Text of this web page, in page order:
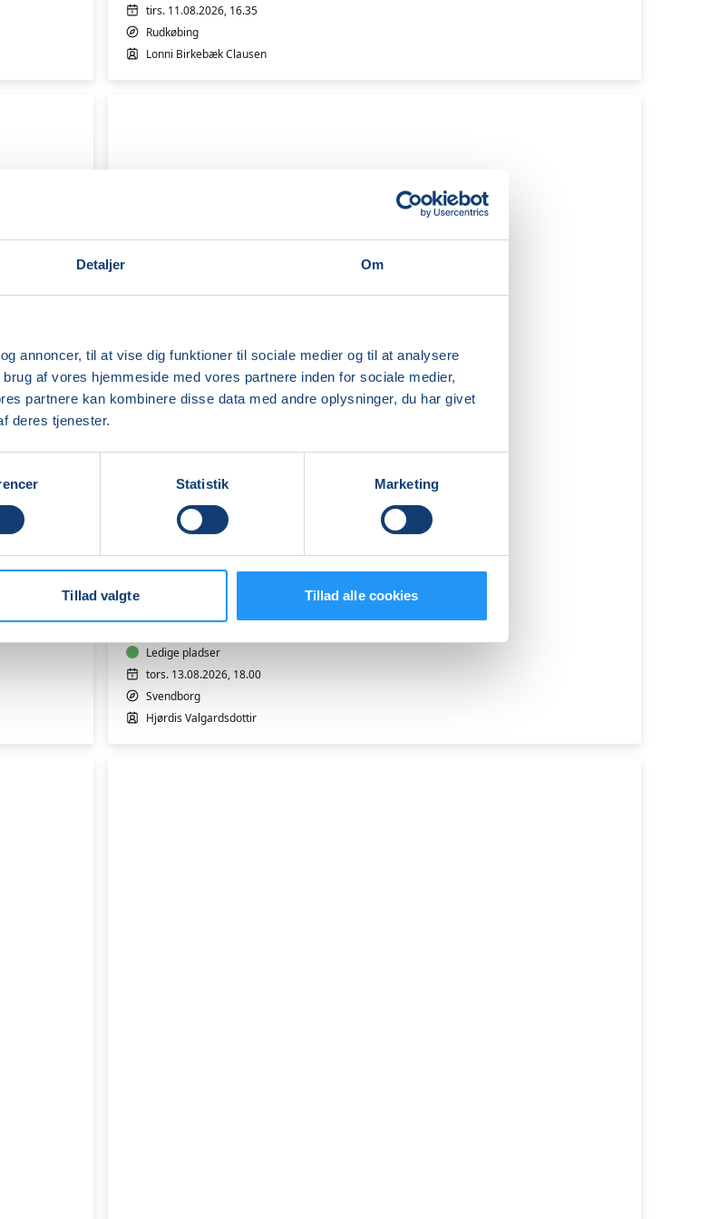
Detaljer Om
annoncer, til at vise dig funktioner til sociale medier og til at analysere
af vores hjemmeside med vores partnere inden for sociale medier,
partnere kan kombinere disse data med andre oplysninger, du har givet
deres tjenester.
Statistik Marketing
Tillad valgte Tillad alle cookies
Rudkøbing
2
tirs. 11.08.2026, 16.35
Rudkøbing
Lonni Birkebæk Clausen
Varmtvandstræning
Tåsinge
Ledige pladser
tors. 13.08.2026, 18.00
Svendborg
Hjørdis Valgardsdottir